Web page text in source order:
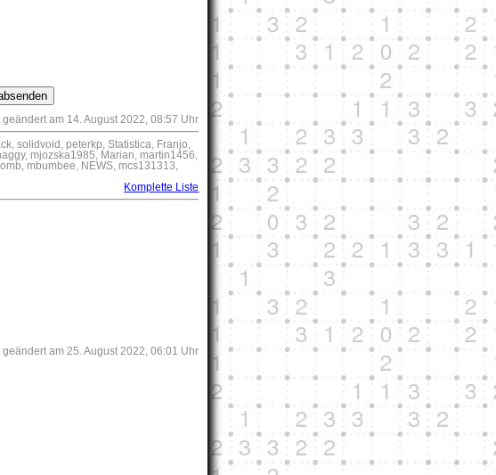
geändert am 14. August 2022, 08:57 Uhr
solidvoid, peterkp, Statistica, Franjo,
mjozska1985, Marian, martin1456,
mbumbee, NEWS, mcs131313,
Komplette Liste
geändert am 25. August 2022, 06:01 Uhr